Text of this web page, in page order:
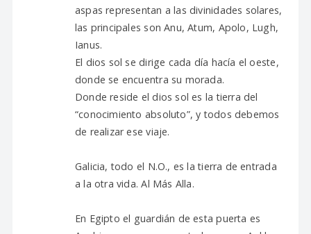
aspas representan a las divinidades solares,
las principales son Anu, Atum, Apolo, Lugh,
Ianus.
El dios sol se dirige cada día hacía el oeste,
donde se encuentra su morada.
Donde reside el dios sol es la tierra del
“conocimiento absoluto”, y todos debemos
de realizar ese viaje.
Galicia, todo el N.O., es la tierra de entrada
a la otra vida. Al Más Alla.
En Egipto el guardián de esta puerta es